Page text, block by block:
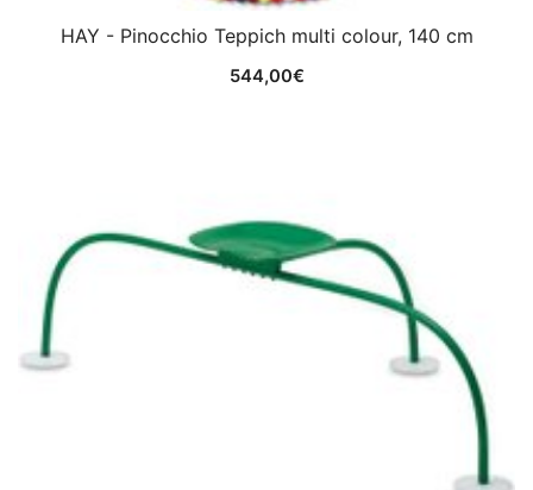
HAY - Pinocchio Teppich multi colour, 140 cm
544,00€